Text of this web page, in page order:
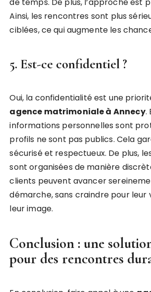
Ainsi, les rencontres sont plus
ciblées, ce qui augmente les
5. Est-ce confidentiel ?
Oui, la confidentialité est une
agence matrimoniale à Annecy.
informations personnelles sont
profils ne sont pas publics. Cela
sécurisé et respectueux. De plus,
sont organisées de manière
clients peuvent avancer
démarche, sans craindre pour leur
leur image.
Conclusion : une
pour des rencontres